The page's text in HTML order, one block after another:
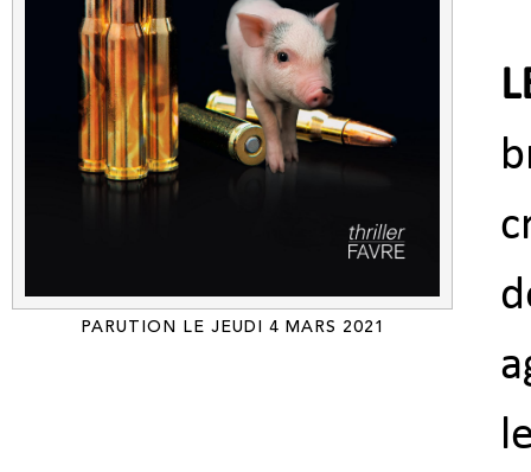
PARUTION LE JEUDI 4 MARS 2021